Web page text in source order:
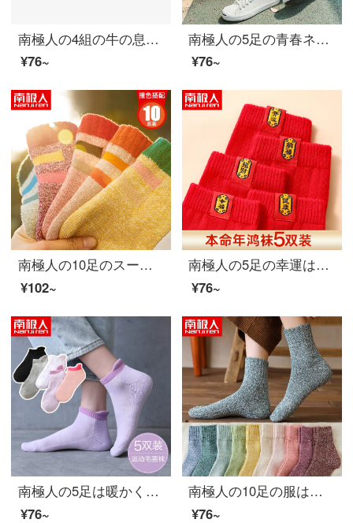
南極人の4組の牛の息の天を突く男性の靴下の長い靴下の男性の赤色の本命のカップルの贈り物の箱の靴下の新年の赤い靴下の漫画ins牛年運動の靴下の男性の秋冬の中で靴下の潮
¥76~
南極人の5足の青春ネットの赤い金の簡単な予約の女性の靴下の女性の靴下の秋季のかわいい少女の短足の靴下の女性の船舶の靴下のファッション感のins風潮の平均サイズ
¥76~
南極人の10足のスーツの活力は色の女性の靴下の長い靴下の女性の冬のウールの保温性靴下の厚い床板の靴下の中で靴下の女性の百組の睡眠の靴下の原宿の百組の平均サイズにぶつかります。
¥102~
南極人の5足の幸運は連続しています。本年の靴下の納福は吉祥正の赤い靴下です。秋冬の結婚祝いです。
¥76~
南極人の5足は暖かくて、女性の靴下と女性の靴下のソックスの女性の秋冬の厚い毛輪の靴下のレジャーの純色のタオルの底の運動の靴下の女性の耳に従って湿っている靴下の平均サイズを防ぎます。
¥76~
南極人の10足の服は暖かくて暖かい色の女性の靴下の女性の靴下の長い靴下の女性の純色のウールの冬の暖かい靴下の床板の靴下の中で筒の靴下の女性の山の靴下の睡眠の靴下の百足の平均サイズを治療します。
¥76~